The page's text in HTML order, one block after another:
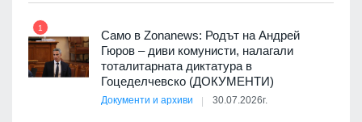
1
Само в Zonanews: Родът на Андрей
Гюров – диви комунисти, налагали
тоталитарната диктатура в
Гоцеделчевско (ДОКУМЕНТИ)
Документи и архиви 30.07.2026г.